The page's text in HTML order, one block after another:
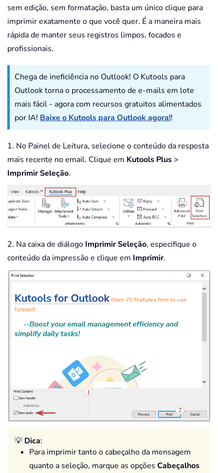
sem edição, sem formatação, basta um único clique para
imprimir exatamente o que você quer. É a maneira mais
rápida de manter seus registros limpos, focados e
profissionais.
Chega de ineficiência no Outlook! O Kutools para
Outlook torna o processamento de e-mails em lote
mais fácil - agora com recursos gratuitos alimentados
por IA! Baixe o Kutools para Outlook agora!!
1. No Painel de Leitura, selecione o conteúdo da resposta
mais recente no email. Clique em Kutools Plus >
Imprimir Seleção.
2. Na caixa de diálogo Imprimir Seleção, especifique o
conteúdo da impressão e clique em Imprimir.
💡 Dica:
Para imprimir tanto o cabeçalho da mensagem
quanto a seleção, marque as opções Cabeçalhos